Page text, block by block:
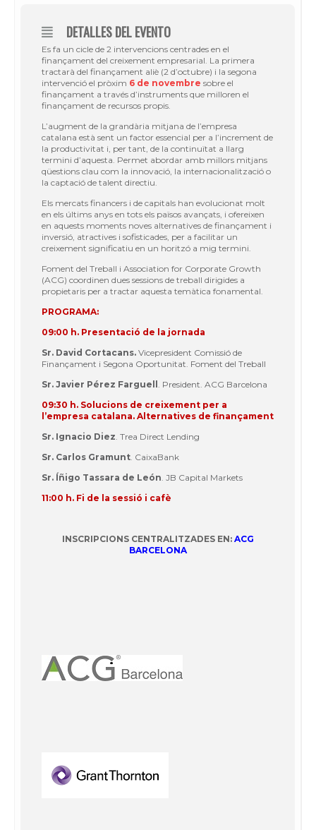
DETALLES DEL EVENTO
Es fa un cicle de 2 intervencions centrades en el
finançament del creixement empresarial. La primera
tractarà del finançament aliè (2 d’octubre) i la segona
intervenció el pròxim 6 de novembre sobre el
finançament a través d’instruments que milloren el
finançament de recursos propis.
L’augment de la grandària mitjana de l’empresa
catalana està sent un factor essencial per a l’increment de
la productivitat i, per tant, de la continuïtat a llarg
termini d’aquesta. Permet abordar amb millors mitjans
qüestions clau com la innovació, la internacionalització o
la captació de talent directiu.
Els mercats financers i de capitals han evolucionat molt
en els últims anys en tots els països avançats, i ofereixen
en aquests moments noves alternatives de finançament i
inversió, atractives i sofisticades, per a facilitar un
creixement significatiu en un horitzó a mig termini.
Foment del Treball i Association for Corporate Growth
(ACG) coordinen dues sessions de treball dirigides a
propietaris per a tractar aquesta temàtica fonamental.
PROGRAMA:
09:00 h. Presentació de la jornada
Sr. David Cortacans. Vicepresident Comissió de
Finançament i Segona Oportunitat. Foment del Treball
Sr. Javier Pérez Farguell . President. ACG Barcelona
09:30 h. Solucions de creixement per a
l’empresa catalana. Alternatives de finançament
Sr. Ignacio Diez . Trea Direct Lending
Sr. Carlos Gramunt . CaixaBank
Sr. Íñigo Tassara de León . JB Capital Markets
11:00 h. Fi de la sessió i cafè
INSCRIPCIONS CENTRALITZADES EN: ACG
BARCELONA